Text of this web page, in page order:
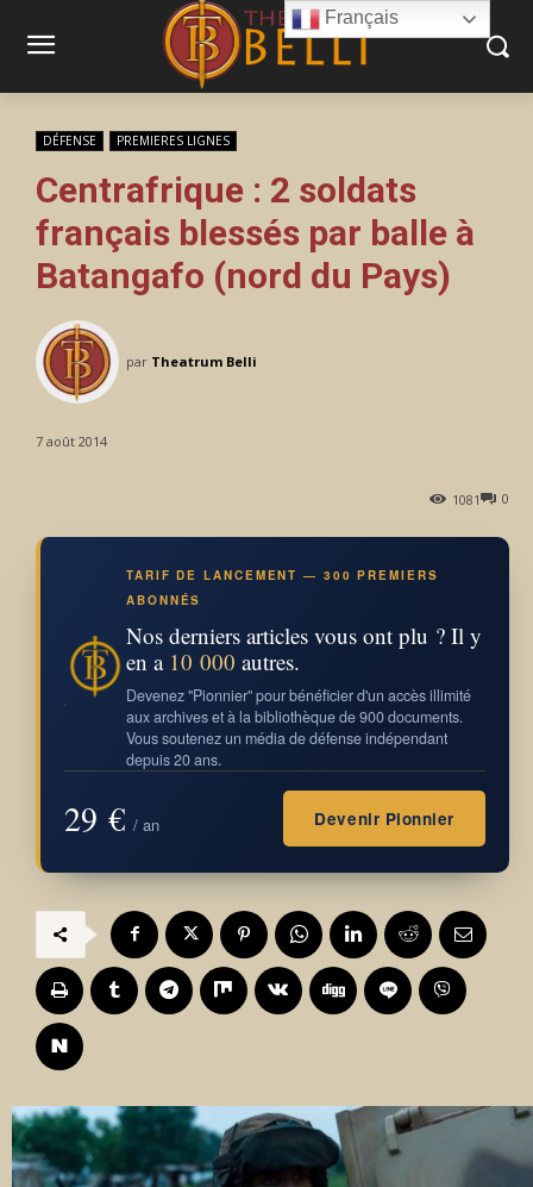
DÉFENSE PREMIERES LIGNES
Centrafrique : 2 soldats
français blessés par balle à
Batangafo (nord du Pays)
par Theatrum Belli
7 août 2014
0
1081
TARIF DE LANCEMENT — 300 PREMIERS
ABONNÉS
Nos derniers articles vous ont plu ? Il y
en a 10 000 autres.
Devenez "Pionnier" pour bénéficier d'un accès illimité
aux archives et à la bibliothèque de 900 documents.
Vous soutenez un média de défense indépendant
depuis 20 ans.
29 € / an Devenir Pionnier
Français